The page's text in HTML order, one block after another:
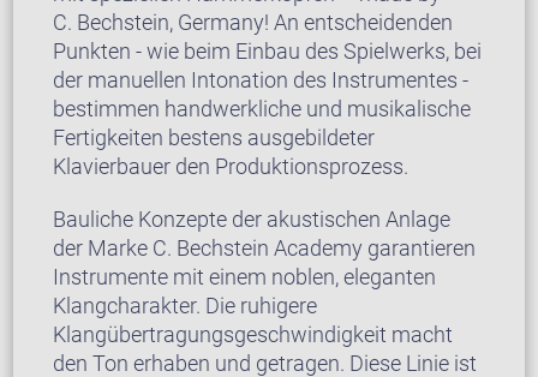
C. Bechstein, Germany! An entscheidenden
Punkten - wie beim Einbau des Spielwerks, bei
der manuellen Intonation des Instrumentes -
bestimmen handwerkliche und musikalische
Fertigkeiten bestens ausgebildeter
Klavierbauer den Produktionsprozess.
Bauliche Konzepte der akustischen Anlage
der Marke C. Bechstein Academy garantieren
Instrumente mit einem noblen, eleganten
Klangcharakter. Die ruhigere
Klangübertragungsgeschwindigkeit macht
den Ton erhaben und getragen. Diese Linie ist